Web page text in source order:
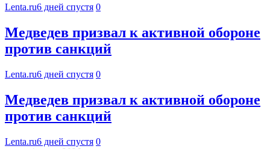
Lenta.ru6 дней спустя 0
Медведев призвал к активной обороне
против санкций
Lenta.ru6 дней спустя 0
Медведев призвал к активной обороне
против санкций
Lenta.ru6 дней спустя 0